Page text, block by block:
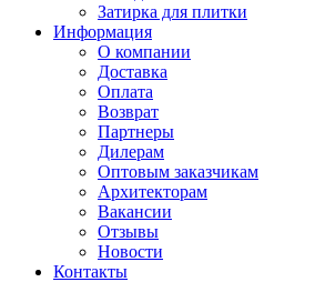
Затирка для плитки
Информация
О компании
Доставка
Оплата
Возврат
Партнеры
Дилерам
Оптовым заказчикам
Архитекторам
Вакансии
Отзывы
Новости
Контакты